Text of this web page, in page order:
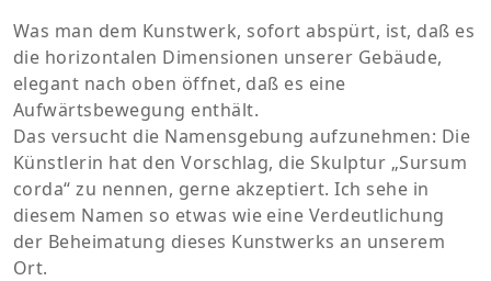
Was man dem Kunstwerk, sofort abspürt, ist, daß es
die horizontalen Dimensionen unserer Gebäude,
elegant nach oben öffnet, daß es eine
Aufwärtsbewegung enthält.
Das versucht die Namensgebung aufzunehmen: Die
Künstlerin hat den Vorschlag, die Skulptur „Sursum
corda“ zu nennen, gerne akzeptiert. Ich sehe in
diesem Namen so etwas wie eine Verdeutlichung
der Beheimatung dieses Kunstwerks an unserem
Ort.